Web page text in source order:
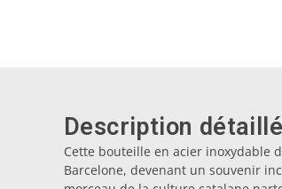
Description
Cette bouteille en acier inoxydable
Barcelone, devenant un souvenir